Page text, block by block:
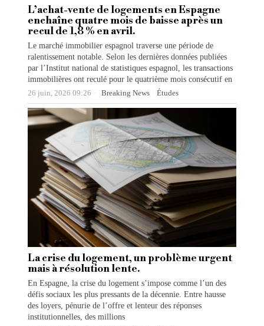
L’achat-vente de logements en Espagne
enchaîne quatre mois de baisse après un
recul de 1,8 % en avril.
Le marché immobilier espagnol traverse une période de
ralentissement notable. Selon les dernières données publiées
par l’Institut national de statistiques espagnol, les transactions
immobilières ont reculé pour le quatrième mois consécutif en
26 juin, 2026 09:26 Breaking News · Études
La crise du logement, un problème urgent
mais à résolution lente.
En Espagne, la crise du logement s’impose comme l’un des
défis sociaux les plus pressants de la décennie. Entre hausse
des loyers, pénurie de l’offre et lenteur des réponses
institutionnelles, des millions